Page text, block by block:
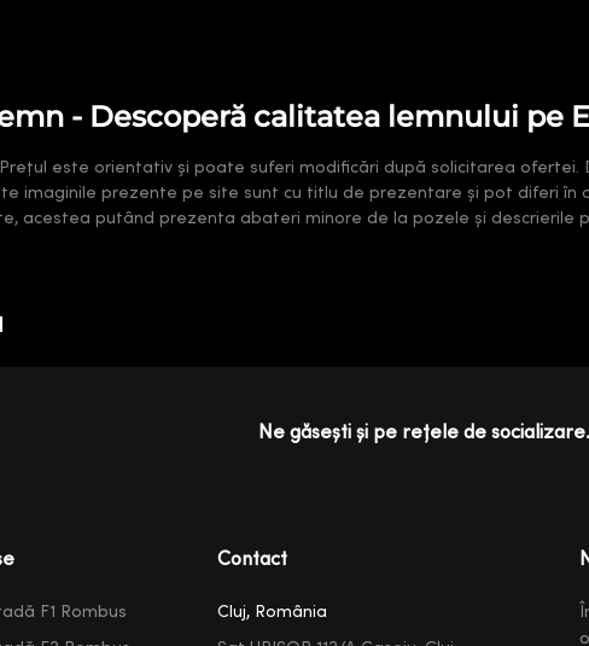
- Descoperă calitatea lemnului pe
este orientativ și poate suferi modificări după solicitarea
imaginile prezente pe site sunt cu titlu de prezentare și pot diferi în
acestea putând prezenta abateri minore de la pozele și descrierile
Ne găsești și pe rețele de
F1 Rombus
Contact
Cluj, România